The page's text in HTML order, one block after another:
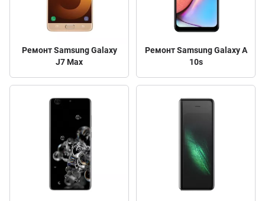
Ремонт Samsung Galaxy
J7 Max
Ремонт Samsung Galaxy A
10s